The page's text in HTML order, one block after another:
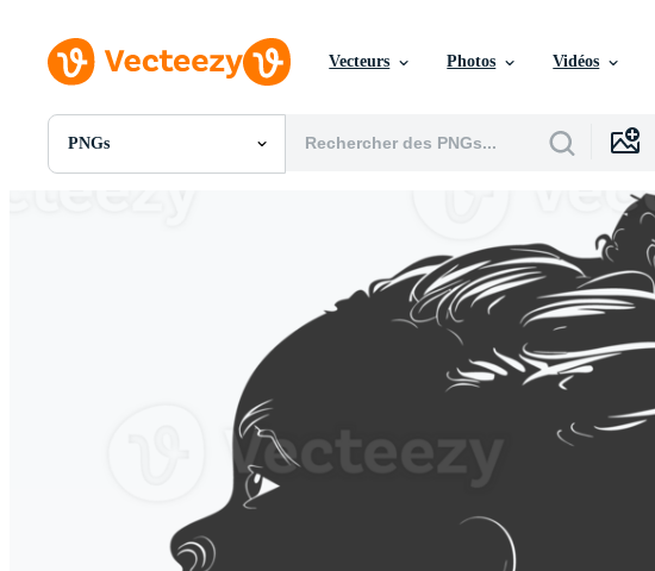
Vecteurs Photos Vidéos
PNGs
Toutes Images
Événements Éditoriaux